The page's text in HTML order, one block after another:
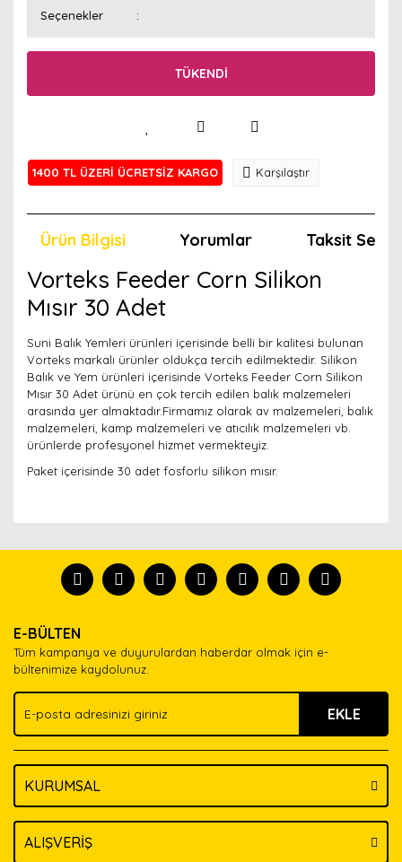
Seçenekler
TÜKENDİ
1400 TL ÜZERİ ÜCRETSİZ KARGO Karşılaştır
Ürün Bilgisi Yorumlar Taksit
Vorteks Feeder Corn Silikon
Mısır 30 Adet
Suni Balık Yemleri ürünleri içerisinde belli bir kalitesi bulunan
Vorteks markalı ürünler oldukça tercih edilmektedir. Silikon
Balık ve Yem ürünleri içerisinde Vorteks Feeder Corn Silikon
Mısır 30 Adet ürünü en çok tercih edilen balık malzemeleri
arasında yer almaktadır.Firmamız olarak av malzemeleri, balık
malzemeleri, kamp malzemeleri ve atıcılık malzemeleri vb.
ürünlerde profesyonel hizmet vermekteyiz.
Paket içerisinde 30 adet fosforlu silikon mısır.
tanısın.
formunu kullanarak tarafımıza iletebilirsiniz.
Görüş ve önerileriniz için teşekkür ederiz.
Ürün açıklamasında eksik bilgiler bulunuyor.
Ürün bilgilerinde hatalar bulunuyor.
Ürün fiyatı diğer sitelerden daha pahalı.
Bu ürüne benzer farklı alternatifler olmalı.
E-BÜLTEN
Tüm kampanya ve duyurulardan haberdar olmak için e-
bültenimize kaydolunuz.
EKLE
KURUMSAL
ALIŞVERİŞ